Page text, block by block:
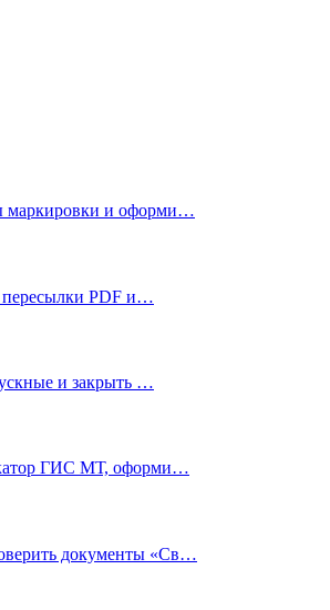
маркировки и оформи…
пересылки PDF и…
и закрыть …
ГИС МТ, оформи…
документы «Св…